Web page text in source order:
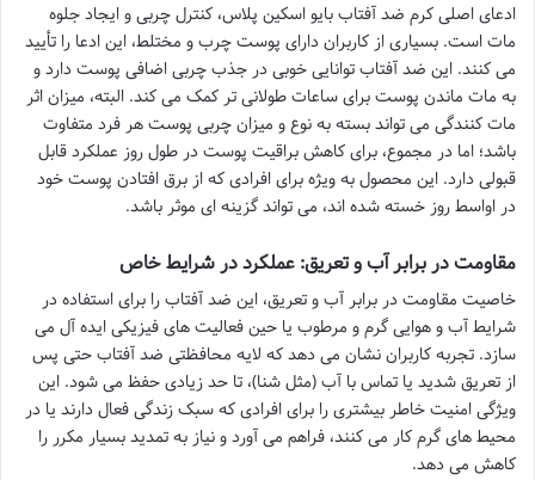
ادعای اصلی کرم ضد آفتاب بایو اسکین پلاس، کنترل چربی و ایجاد جلوه
مات است. بسیاری از کاربران دارای پوست چرب و مختلط، این ادعا را تأیید
می کنند. این ضد آفتاب توانایی خوبی در جذب چربی اضافی پوست دارد و
به مات ماندن پوست برای ساعات طولانی تر کمک می کند. البته، میزان اثر
مات کنندگی می تواند بسته به نوع و میزان چربی پوست هر فرد متفاوت
باشد؛ اما در مجموع، برای کاهش براقیت پوست در طول روز عملکرد قابل
قبولی دارد. این محصول به ویژه برای افرادی که از برق افتادن پوست خود
در اواسط روز خسته شده اند، می تواند گزینه ای موثر باشد.
مقاومت در برابر آب و تعریق: عملکرد در شرایط خاص
خاصیت مقاومت در برابر آب و تعریق، این ضد آفتاب را برای استفاده در
شرایط آب و هوایی گرم و مرطوب یا حین فعالیت های فیزیکی ایده آل می
سازد. تجربه کاربران نشان می دهد که لایه محافظتی ضد آفتاب حتی پس
از تعریق شدید یا تماس با آب (مثل شنا)، تا حد زیادی حفظ می شود. این
ویژگی امنیت خاطر بیشتری را برای افرادی که سبک زندگی فعال دارند یا در
محیط های گرم کار می کنند، فراهم می آورد و نیاز به تمدید بسیار مکرر را
کاهش می دهد.